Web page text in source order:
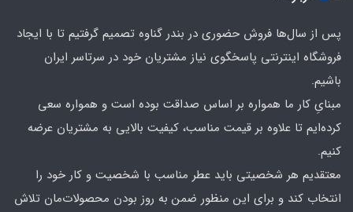
پس از سال‌ها فروش حضوری در بندر گناوه تصمیم گرفتیم تا با ایجاد
فروشگاه اینترنتی پاسخگوی نیاز مشتریان خود در سرتاسر ایران
باشیم.
مبنایِ کار ما همواره بر اساس صداقت بوده است و همواره سعی
کرده‌ایم تا علاوه بر قیمت مناسب، کیفیت بالایی به مشتریان عرضه
کنیم.
معتقدیم هر شخصیتی باید عطر مناسب با شخصیت و کار خود را
انتخاب کند و برای این منظور ضمن به روز بودن محصولات‌مان تلاش